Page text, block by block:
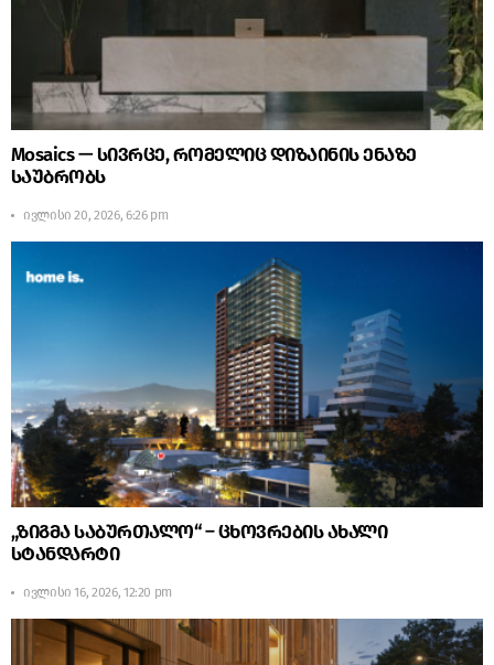
Mosaics — სივრცე, რომელიც დიზაინის ენაზე
საუბრობს
ივლისი 20, 2026, 6:26 pm
„ზიგმა საბურთალო“ – ცხოვრების ახალი
სტანდარტი
ივლისი 16, 2026, 12:20 pm